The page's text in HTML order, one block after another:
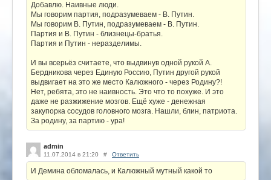
Добавлю. Наивные люди.
Мы говорим партия, подразумеваем - В. Путин.
Мы говорим В. Путин, подразумеваем - В. Путин.
Партия и В. Путин - близнецы-братья.
Партия и Путин - неразделимы.
И вы всерьёз считаете, что выдвинув одной рукой А.
Бердникова через Единую Россию, Путин другой рукой
выдвигает на это же место Калюжного - через Родину?!
Нет, ребята, это не наивность. Это что то похуже. И это
даже не разжижение мозгов. Ещё хуже - денежная
закупорка сосудов головного мозга. Нашли, блин, патриота.
За родину, за партию - ура!
admin
11.07.2014 в 21:20 # Ответить
И Демина обломалась, и Калюжный мутный какой то